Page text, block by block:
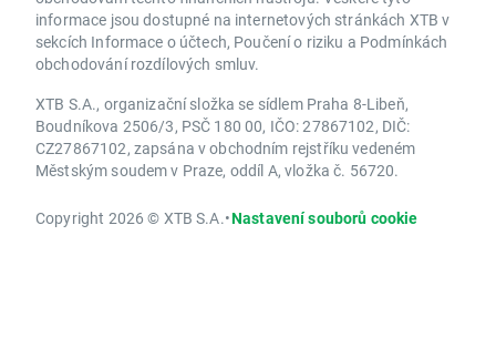
informace jsou dostupné na internetových stránkách XTB v
sekcích Informace o účtech, Poučení o riziku a Podmínkách
obchodování rozdílových smluv.
XTB S.A., organizační složka se sídlem Praha 8-Libeň,
Boudníkova 2506/3, PSČ 180 00, IČO: 27867102, DIČ:
CZ27867102, zapsána v obchodním rejstříku vedeném
Městským soudem v Praze, oddíl A, vložka č. 56720.
Copyright 2026 © XTB S.A.•Nastavení souborů cookie